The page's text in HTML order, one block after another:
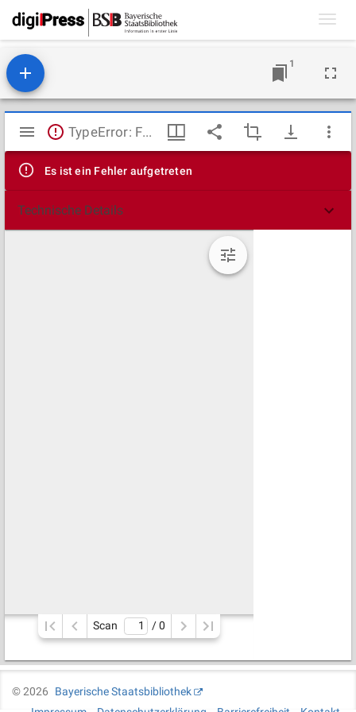
1
Mirador
Viewer
TypeError: Failed to fetch
Es ist ein Fehler aufgetreten
Technische Details
Scan / 0
©2026
Bayerische Staatsbibliothek